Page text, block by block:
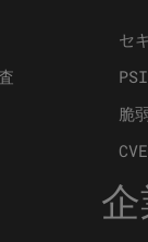
セ
脆